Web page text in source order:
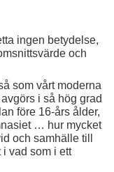
ingen betydelse,
och
som vårt moderna
i så hög grad
före 16-års ålder,
… hur mycket
och samhälle till
vad som i ett